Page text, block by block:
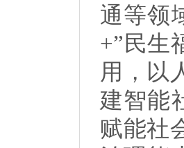
通等领
+”民生
用，以
建智能
赋能社